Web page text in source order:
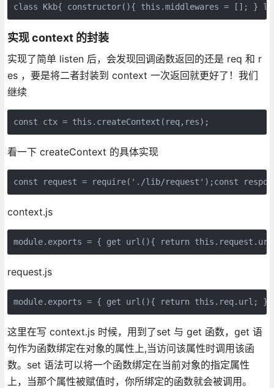
class Kkb{ constructor(){ this.middlewares = [];
实现 context 的封装
实现了简单 listen 后，会发现回调函数返回的还是 req 和 r
es ，要是将二者封装到 context 一次返回就更好了！我们
继续
const ctx = this.createContext(req,res);
看一下 createContext 的具体实现
const request = require('./lib/request');const
context.js
module.exports = { get url(){ return
request.js
module.exports = { get url(){ return this.req.url; }}
这里在写 context.js 时候，用到了set 与 get 函数，get 语
句作为函数绑定在对象的属性上,当访问该属性时调用该函
数。set 语法可以将一个函数绑定在当前对象的指定属性
上，当那个属性被赋值时，你所绑定的函数就会被调用。